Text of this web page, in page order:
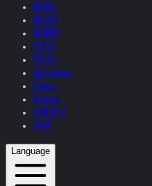
NEWS
ARTIST
WORKS
TEXTS
PRESS
Interviews
Topics
Videos
CONTACT
SHOP
Language